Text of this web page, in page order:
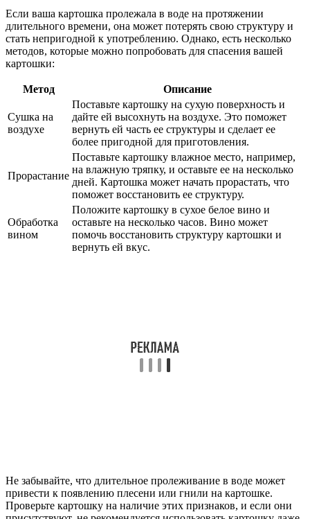
Если ваша картошка пролежала в воде на протяжении
длительного времени, она может потерять свою структуру и
стать непригодной к употреблению. Однако, есть несколько
методов, которые можно попробовать для спасения вашей
картошки:
Метод Описание
Сушка на
воздухе
Поставьте картошку на сухую поверхность и
дайте ей высохнуть на воздухе. Это поможет
вернуть ей часть ее структуры и сделает ее
более пригодной для приготовления.
Прорастание
Поставьте картошку влажное место, например,
на влажную тряпку, и оставьте ее на несколько
дней. Картошка может начать прорастать, что
поможет восстановить ее структуру.
Обработка
вином
Положите картошку в сухое белое вино и
оставьте на несколько часов. Вино может
помочь восстановить структуру картошки и
вернуть ей вкус.
Не забывайте, что длительное пролеживание в воде может
привести к появлению плесени или гнили на картошке.
Проверьте картошку на наличие этих признаков, и если они